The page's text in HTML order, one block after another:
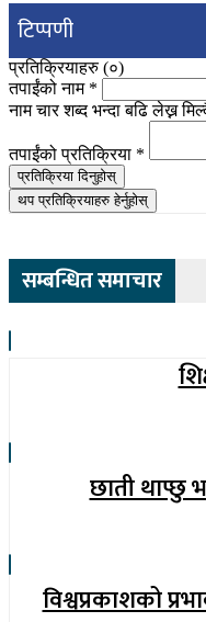
टिप्पणी
प्रतिक्रियाहरु (०)
तपाईंको नाम *
नाम चार शब्द भन्दा बढि लेख्न
तपाईंको प्रतिक्रिया *
प्रतिक्रिया दिनुहोस्
थप प्रतिक्रियाहरु हेर्नुहोस्
सम्बन्धित समाचार
छाती थाप्छु
विश्वप्रकाशको